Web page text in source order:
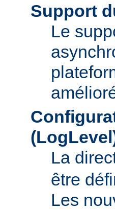
Support
Le
La
être
Les